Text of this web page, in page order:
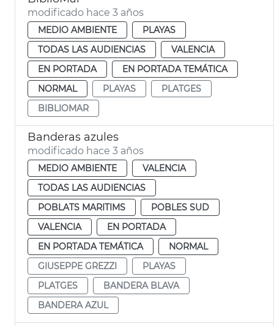
modificado hace 3 años
MEDIO AMBIENTE
PLAYAS
TODAS LAS AUDIENCIAS
VALENCIA
EN PORTADA
EN PORTADA TEMÁTICA
NORMAL
PLAYAS
PLATGES
BIBLIOMAR
Banderas azules
modificado hace 3 años
MEDIO AMBIENTE
VALENCIA
TODAS LAS AUDIENCIAS
POBLATS MARITIMS
POBLES SUD
VALENCIA
EN PORTADA
EN PORTADA TEMÁTICA
NORMAL
GIUSEPPE GREZZI
PLAYAS
PLATGES
BANDERA BLAVA
BANDERA AZUL